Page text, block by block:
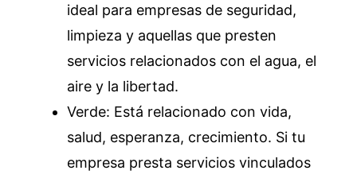
ideal para empresas de seguridad,
limpieza y aquellas que presten
servicios relacionados con el agua, el
aire y la libertad.
Verde: Está relacionado con vida,
salud, esperanza, crecimiento. Si tu
empresa presta servicios vinculados